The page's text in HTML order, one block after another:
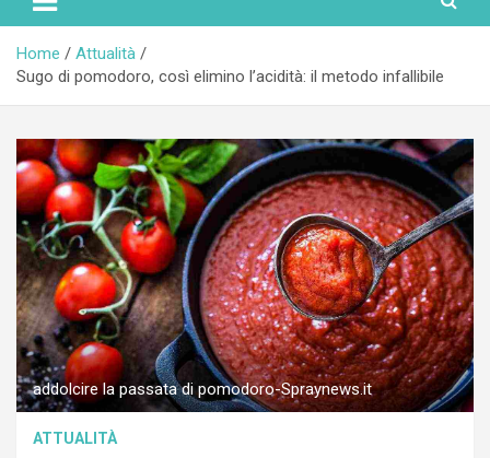
Home
Attualità
Sugo di pomodoro, così elimino l’acidità: il metodo infallibile
addolcire la passata di pomodoro-Spraynews.it
ATTUALITÀ